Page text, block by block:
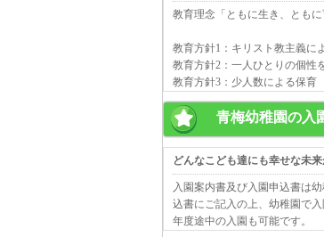
教育理念「ともに生き、ともに
教育方針1：キリスト教主義に
教育方針2：一人ひとりの個性
教育方針3：少人数による保育
青梅幼稚園の入
どんなこども達にも幸せな未来
入園案内書及び入園申込書は
込書にご記入の上、幼稚園で
年度途中の入園も可能です。